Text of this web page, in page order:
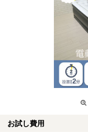
お試し費用